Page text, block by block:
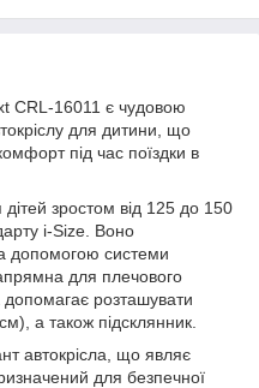
CRL-16011 є чудовою
для дитини, що
під час поїздки в
зростом від 125 до 150
i-Size. Воно
допомогою системи
для плечового
розташувати
а також підсклянник.
автокрісла, що являє
для безпечної